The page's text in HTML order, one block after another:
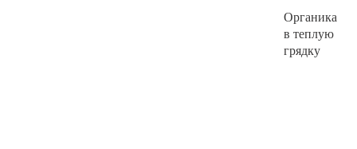
Органика
в теплую
грядку